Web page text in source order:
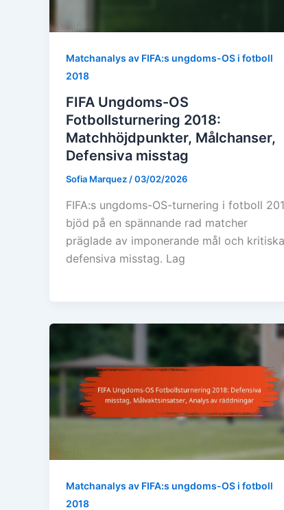
Matchanalys av FIFA:s ungdoms-OS i fotboll
2018
FIFA Ungdoms-OS
Fotbollsturnering 2018:
Matchhöjdpunkter, Målchanser,
Defensiva misstag
Sofia Marquez /03/02/2026
FIFA:s ungdoms-OS-turnering i fotboll
bjöd på en spännande rad matcher
präglade av imponerande mål och kritiska
defensiva misstag. Lag
Matchanalys av FIFA:s ungdoms-OS i fotboll
2018